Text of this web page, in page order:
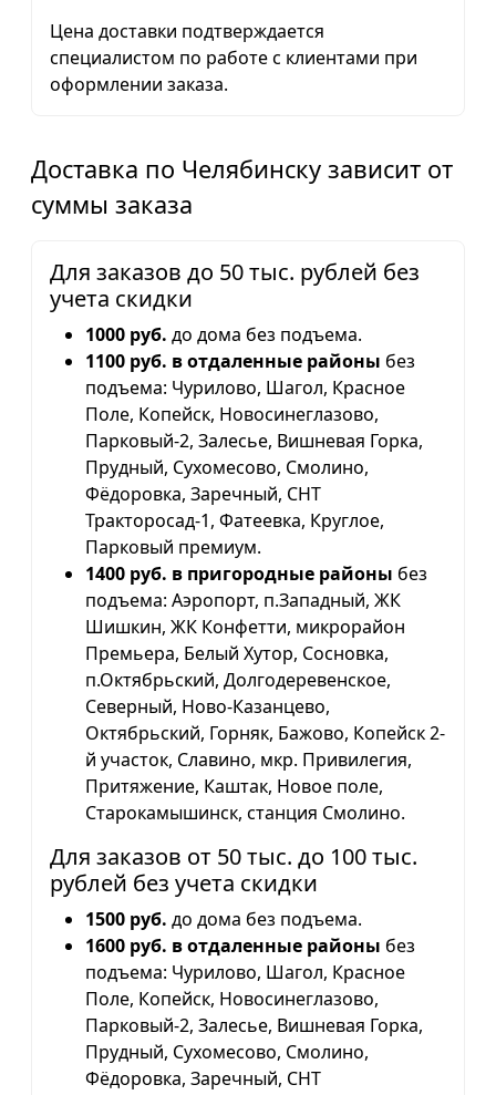
Цена доставки подтверждается
специалистом по работе с клиентами при
оформлении заказа.
Доставка по Челябинску зависит от
суммы заказа
Для заказов до 50 тыс. рублей без
учета скидки
1000 руб. до дома без подъема.
1100 руб. в отдаленные районы без
подъема: Чурилово, Шагол, Красное
Поле, Копейск, Новосинеглазово,
Парковый-2, Залесье, Вишневая Горка,
Прудный, Сухомесово, Смолино,
Фёдоровка, Заречный, СНТ
Тракторосад-1, Фатеевка, Круглое,
Парковый премиум.
1400 руб. в пригородные районы без
подъема: Аэропорт, п.Западный, ЖК
Шишкин, ЖК Конфетти, микрорайон
Премьера, Белый Хутор, Сосновка,
п.Октябрьский, Долгодеревенское,
Северный, Ново-Казанцево,
Октябрьский, Горняк, Бажово, Копейск 2-
й участок, Славино, мкр. Привилегия,
Притяжение, Каштак, Новое поле,
Старокамышинск, станция Смолино.
Для заказов от 50 тыс. до 100 тыс.
рублей без учета скидки
1500 руб. до дома без подъема.
1600 руб. в отдаленные районы без
подъема: Чурилово, Шагол, Красное
Поле, Копейск, Новосинеглазово,
Парковый-2, Залесье, Вишневая Горка,
Прудный, Сухомесово, Смолино,
Фёдоровка, Заречный, СНТ